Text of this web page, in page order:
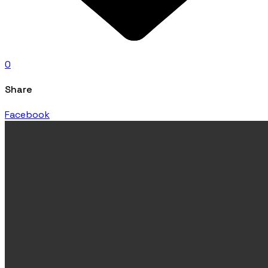
0
Share
Facebook